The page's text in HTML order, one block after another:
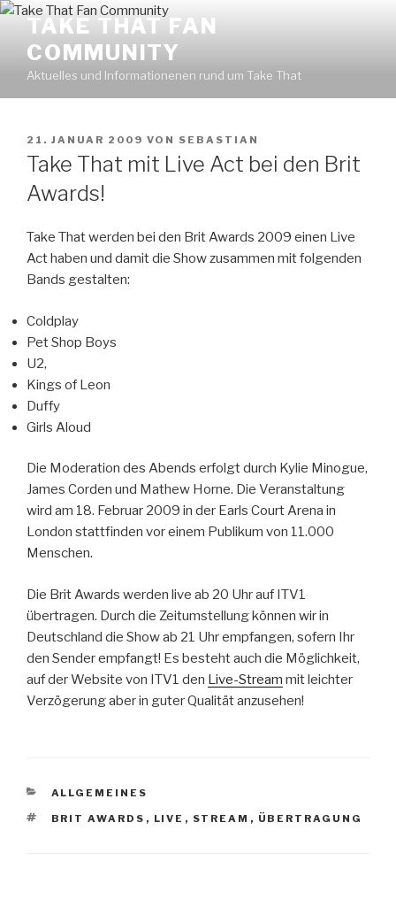
Zum
Inhalt
springen
TAKE THAT FAN
COMMUNITY
Aktuelles und Informationenen rund um Take That
VERÖFFENTLICHT
AM
21. JANUAR 2009 VON SEBASTIAN
Take That mit Live Act bei den Brit
Awards!
Take That werden bei den Brit Awards 2009 einen Live
Act haben und damit die Show zusammen mit folgenden
Bands gestalten:
Coldplay
Pet Shop Boys
U2,
Kings of Leon
Duffy
Girls Aloud
Die Moderation des Abends erfolgt durch Kylie Minogue,
James Corden und Mathew Horne. Die Veranstaltung
wird am 18. Februar 2009 in der Earls Court Arena in
London stattfinden vor einem Publikum von 11.000
Menschen.
Die Brit Awards werden live ab 20 Uhr auf ITV1
übertragen. Durch die Zeitumstellung können wir in
Deutschland die Show ab 21 Uhr empfangen, sofern Ihr
den Sender empfangt! Es besteht auch die Möglichkeit,
auf der Website von ITV1 den Live-Stream mit leichter
Verzögerung aber in guter Qualität anzusehen!
KATEGORIEN
ALLGEMEINES
SCHLAGWÖRTER
BRIT AWARDS , LIVE , STREAM , ÜBERTRAGUNG
Find out more.